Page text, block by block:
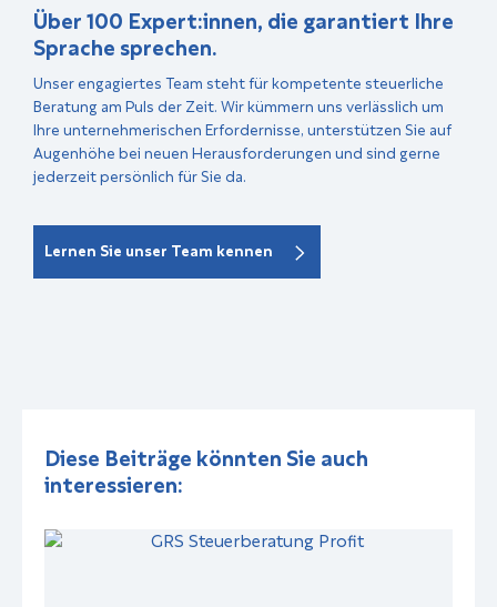
Über 100 Expert:innen, die garantiert Ihre
Sprache sprechen.
Unser engagiertes Team steht für kompetente steuerliche
Beratung am Puls der Zeit. Wir kümmern uns verlässlich um
Ihre unternehmerischen Erfordernisse, unterstützen Sie auf
Augenhöhe bei neuen Herausforderungen und sind gerne
jederzeit persönlich für Sie da.
Lernen Sie unser Team kennen
Diese Beiträge könnten Sie auch
interessieren: